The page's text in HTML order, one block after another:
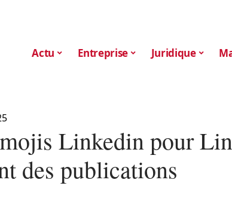
Actu Entreprise Juridique
Linkedin pour
des publications